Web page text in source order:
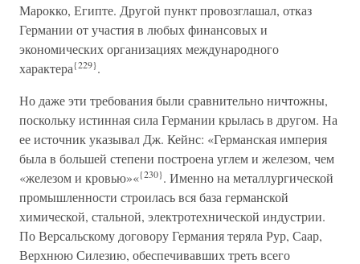
Марокко, Египте. Другой пункт провозглашал, отказ
Германии от участия в любых финансовых и
экономических организациях международного
характера{229}.
Но даже эти требования были сравнительно ничтожны,
поскольку истинная сила Германии крылась в другом. На
ее источник указывал Дж. Кейнс: «Германская империя
была в большей степени построена углем и железом, чем
«железом и кровью»«{230}. Именно на металлургической
промышленности строилась вся база германской
химической, стальной, электротехнической индустрии.
По Версальскому договору Германия теряла Рур, Саар,
Верхнюю Силезию, обеспечивавших треть всего